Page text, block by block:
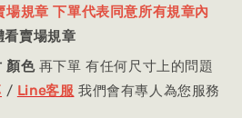
場規章 下單代表同意所有規章內
看賣場規章
顏色再下單 有任何尺寸上的問題
/ Line客服 我們會有專人為您服務